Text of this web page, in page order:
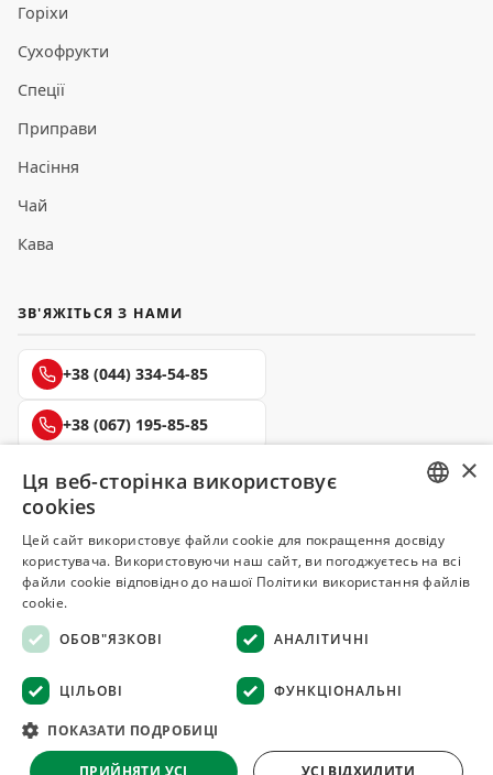
Горіхи
Сухофрукти
Спеції
Приправи
Насіння
Чай
Кава
ЗВ'ЯЖІТЬСЯ З НАМИ
+38 (044) 334-54-85
+38 (067) 195-85-85
+38 (050) 145-85-45
СПЕЦІЇ ТА ПРЯНОЩІ
© 2008–2026 Магазин спецій та прянощів Делюкс, Київ
Всі матеріали на сайті захищені авторським правом
Оферта · Повернення товару Гарантія якості · Конфіденційність
UKRAINIAN
×
Ця веб-сторінка використовує
cookies
Цей сайт використовує файли cookie для покращення досвіду
користувача. Використовуючи наш сайт, ви погоджуєтесь на всі
файли cookie відповідно до нашої Політики використання файлів
cookie.
ОБОВ"ЯЗКОВІ
АНАЛІТИЧНІ
ЦІЛЬОВІ ФУНКЦІОНАЛЬНІ
ПОКАЗАТИ ПОДРОБИЦІ
ПРИЙНЯТИ УСІ УСІ ВІДХИЛИТИ